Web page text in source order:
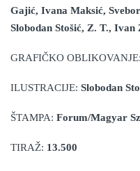
Gajić, Ivana Maksić,
Slobodan Stošić, Z. T., Ivan
GRAFIČKO OBLIKOVANJE:
ILUSTRACIJE: Slobodan
ŠTAMPA: Forum/Magyar
TIRAŽ: 13.500